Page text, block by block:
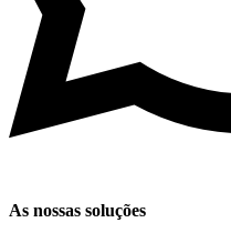
As nossas soluções